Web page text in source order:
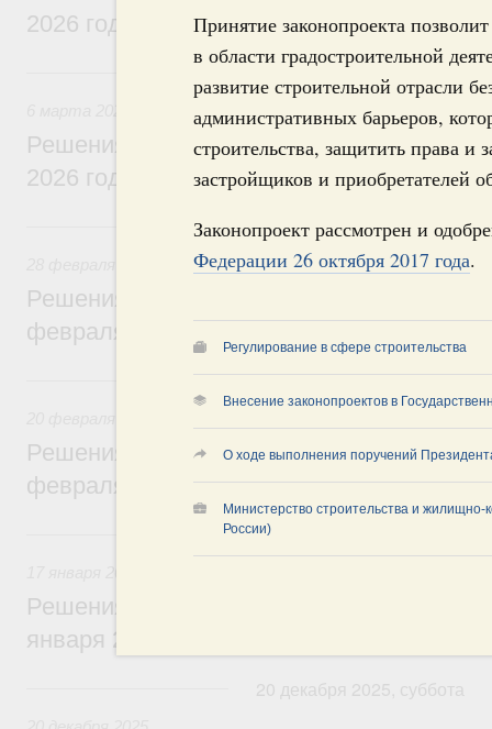
Принятие законопроекта
в области градостроительной
развитие строительной отрасли
административных барьеров,
строительства, защитить права и
застройщиков и приобретателей
Законопроект рассмотрен и
Федерации 26 октября 2017 года.
Регулирование в сфере строительства
Внесение законопроектов в
О ходе выполнения поручений
Министерство строительства и
России)
2026 года
6 марта, пятница
Решения, принятые на заседании
2026 года
28 февраля, суббота
Решения, принятые на заседании
февраля 2026 года
20 февраля, пятница
Решения, принятые на заседании
февраля 2026 года
Решения, принятые на заседании
января 2026 года